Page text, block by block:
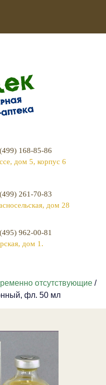
168-85-86
дом 5, корпус 6
261-70-83
дом 28
962-00-81
дом 1.
отсутствующие /
фл. 50 мл